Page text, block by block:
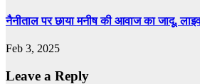
नैनीताल पर छाया मनीष की आवाज का जादू,
Feb 3, 2025
Leave a Reply